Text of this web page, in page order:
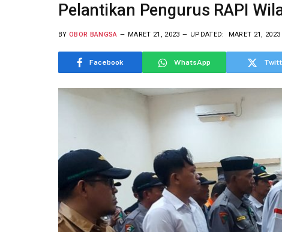
Pelantikan Pengurus RAPI
BY OBOR BANGSA MARET 21, 2023 UPDATED: MARET 21, 2023
Facebook WhatsApp